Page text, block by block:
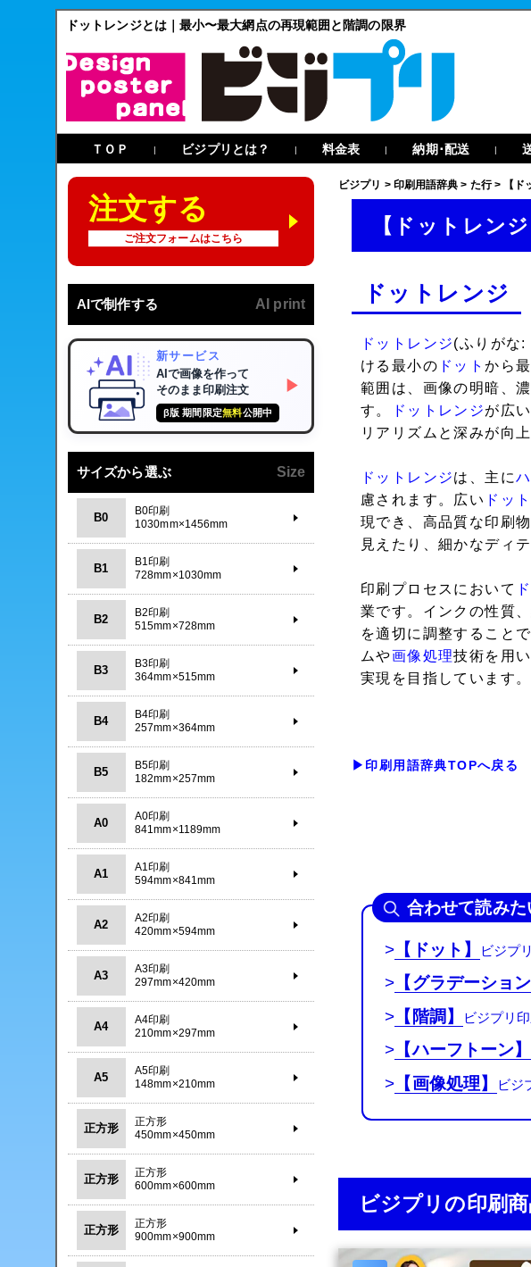
ドットレンジとは｜最小〜最大網点の再現範囲と階調の限界
ＴＯＰ | ビジプリとは？ | 料金表 | 納期･配送 |
ビジプリ > 印刷用語辞典 > た行> 【ド
【ドットレン
ドットレンジ
ドットレンジ(ふりがな:
ける最小の ドットから
範囲は、画像の明暗、
す。
ドットレンジが広
リアリズムと深みが向上
ドットレンジは、主に
慮されます。広い ドッ
現でき、高品質な印刷
見えたり、細かなディ
印刷プロセスにおいて
業です。インクの性質
を適切に調整すること
ムや画像処理技術を用
実現を目指しています。
▶印刷用語辞典TOPへ戻る
合わせて読み
> 【ドット】
> 【グラデーション
> 【階調】
> 【ハーフトーン】
> 【画像処理】
ビジプリの印刷
注文する
ご注文フォームはこちら
AIで制作する AI print
新サービス
AIで画像を作って
そのまま印刷注文
β版 期間限定無料公開中
▶
サイズから選ぶ Size
B0
B0印刷
1030mm×1456mm
B1
B1印刷
728mm×1030mm
B2
B2印刷
515mm×728mm
B3
B3印刷
364mm×515mm
B4
B4印刷
257mm×364mm
B5
B5印刷
182mm×257mm
A0
A0印刷
841mm×1189mm
A1
A1印刷
594mm×841mm
A2
A2印刷
420mm×594mm
A3
A3印刷
297mm×420mm
A4
A4印刷
210mm×297mm
A5
A5印刷
148mm×210mm
正方形
正方形
450mm×450mm
正方形
正方形
600mm×600mm
正方形
正方形
900mm×900mm